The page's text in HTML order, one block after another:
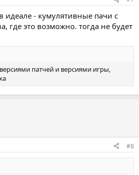
- кумулятивные пачи с
где это возможно. тогда не будет
патчей и версиями игры,
#8